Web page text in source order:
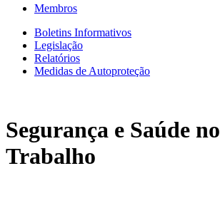
Membros
Boletins Informativos
Legislação
Relatórios
Medidas de Autoproteção
Segurança e Saúde no
Trabalho